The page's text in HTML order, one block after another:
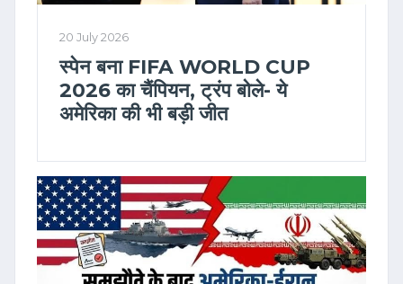
20 July 2026
स्पेन बना FIFA WORLD CUP
2026 का चैंपियन, ट्रंप बोले- ये
अमेरिका की भी बड़ी जीत